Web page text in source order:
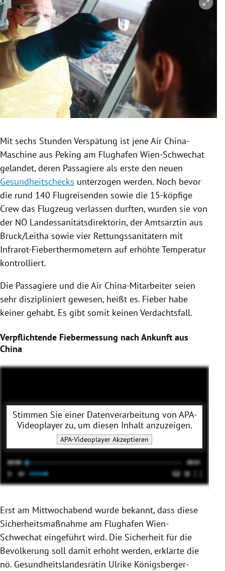
Untermenü
Untermenü
Untermenü
Untermenü
Untermenü
Untermenü
Copyright-Hinweis öffnen/schließen
Mit sechs Stunden Verspätung ist jene Air China-
Maschine aus Peking am Flughafen Wien-Schwechat
gelandet, deren Passagiere als erste den neuen
Gesundheitschecks unterzogen werden. Noch bevor
die rund 140 Flugreisenden sowie die 15-köpfige
Crew das Flugzeug verlassen durften, wurden sie von
der NÖ Landessanitätsdirektorin, der Amtsärztin aus
Bruck/Leitha sowie vier Rettungssanitätern mit
Infrarot-Fieberthermometern auf erhöhte Temperatur
kontrolliert.
Die Passagiere und die Air China-Mitarbeiter seien
sehr diszipliniert gewesen, heißt es. Fieber habe
keiner gehabt. Es gibt somit keinen Verdachtsfall.
Verpflichtende Fiebermessung nach Ankunft aus
China
Stimmen Sie einer Datenverarbeitung von APA-
Videoplayerzu, um diesen Inhalt anzuzeigen.
APA-Videoplayer Akzeptieren
Erst am Mittwochabend wurde bekannt, dass diese
Sicherheitsmaßnahme am Flughafen Wien-
Schwechat eingeführt wird. Die Sicherheit für die
Bevölkerung soll damit erhöht werden, erklärte die
nö. Gesundheitslandesrätin Ulrike Königsberger-